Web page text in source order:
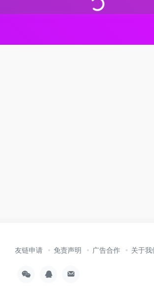
友链申请 免责声明 广告合作 关于我